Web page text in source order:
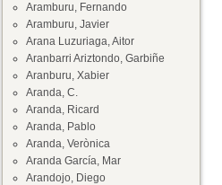
Aramburu, Fernando
Aramburu, Javier
Arana Luzuriaga, Aitor
Aranbarri Ariztondo, Garbiñe
Aranburu, Xabier
Aranda, C.
Aranda, Ricard
Aranda, Pablo
Aranda, Verònica
Aranda García, Mar
Arandojo, Diego